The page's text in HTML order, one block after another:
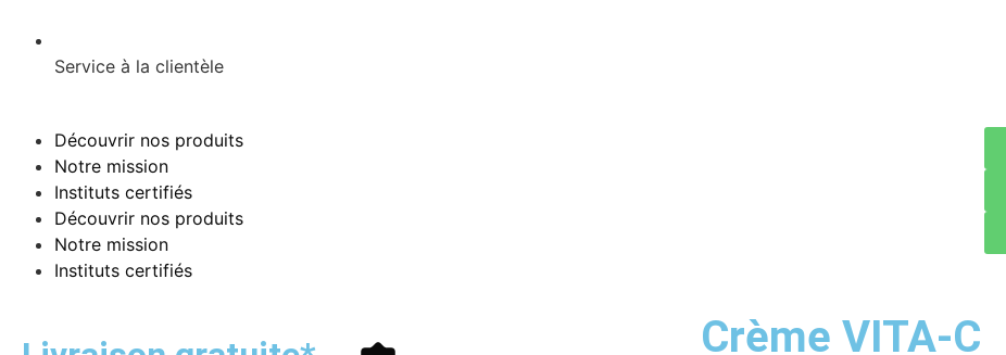
Service à la clientèle
Découvrir nos produits
Notre mission
Instituts certifiés
Découvrir nos produits
Notre mission
Instituts certifiés
Crème VITA-C